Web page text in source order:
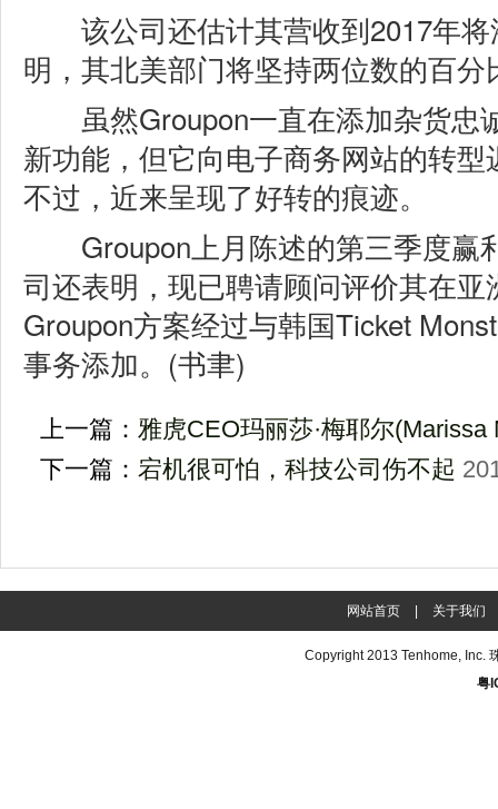
该公司还估计其营收到2017年将
明，其北美部门将坚持两位数的百分
虽然Groupon一直在添加杂货忠
新功能，但它向电子商务网站的转
不过，近来呈现了好转的痕迹。
Groupon上月陈述的第三季度赢
司还表明，现已聘请顾问评价其在
Groupon方案经过与韩国Ticket
事务添加。(书聿)
上一篇： 雅虎CEO玛丽莎·梅耶尔(Marissa
下一篇： 宕机很可怕，科技公司伤不起
网站首页 关于我们
Copyright 2013 Tenhome, Inc.
粤